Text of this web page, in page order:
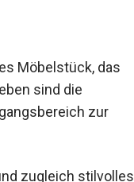
Möbelstück, das
sind die
zur
zugleich stilvolles